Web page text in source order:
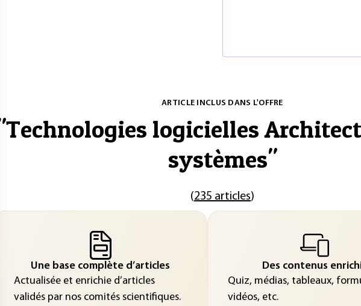
ARTICLE INCLUS DANS L'OFFRE
Technologies logicielles
systèmes"
(235 articles)
Une base complète d’articles
Actualisée et enrichie d’articles
validés par nos comités scientifiques.
Des contenus
Quiz, médias, tableaux,
vidéos, etc.